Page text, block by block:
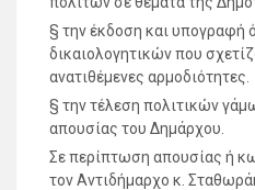
§ την έκδοση και υπογραφή
δικαιολογητικών που
ανατιθέμενες αρμοδιότητες.
§ την τέλεση πολιτικών
απουσίας του Δημάρχου.
Σε περίπτωση απουσίας ή
τον Αντιδήμαρχο κ.